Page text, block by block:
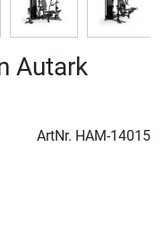
Autark
ArtNr. HAM-14015